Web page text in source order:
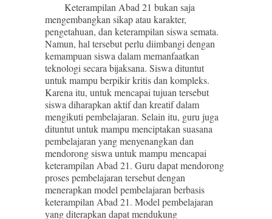
Keterampilan Abad 21 bukan saja
mengembangkan sikap atau karakter,
pengetahuan, dan keterampilan siswa semata.
Namun, hal tersebut perlu diimbangi dengan
kemampuan siswa dalam memanfaatkan
teknologi secara bijaksana. Siswa dituntut
untuk mampu berpikir kritis dan kompleks.
Karena itu, untuk mencapai tujuan tersebut
siswa diharapkan aktif dan kreatif dalam
mengikuti pembelajaran. Selain itu, guru juga
dituntut untuk mampu menciptakan suasana
pembelajaran yang menyenangkan dan
mendorong siswa untuk mampu mencapai
keterampilan Abad 21. Guru dapat mendorong
proses pembelajaran tersebut dengan
menerapkan model pembelajaran berbasis
keterampilan Abad 21. Model pembelajaran
yang diterapkan dapat mendukung